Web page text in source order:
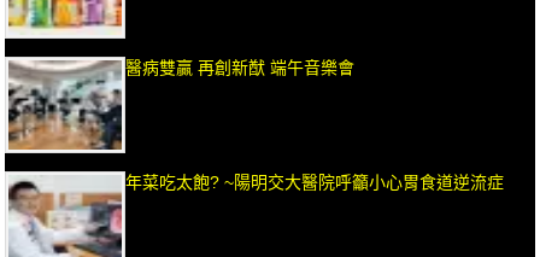
醫病雙贏 再創新猷 端午音樂會
年菜吃太飽? ~陽明交大醫院呼籲小心胃食道逆流症